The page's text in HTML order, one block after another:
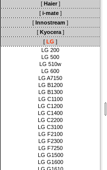
[ Haier]
[ i-mate]
[ Innostream ]
[ Kyocera]
[ LG ]
LG 200
LG 500
LG 510w
LG 600
LG A7150
LG B1200
LG B1300
LG C1100
LG C1200
LG C1400
LG C2200
LG C3100
LG F2100
LG F2300
LG F7250
LG G1500
LG G1600